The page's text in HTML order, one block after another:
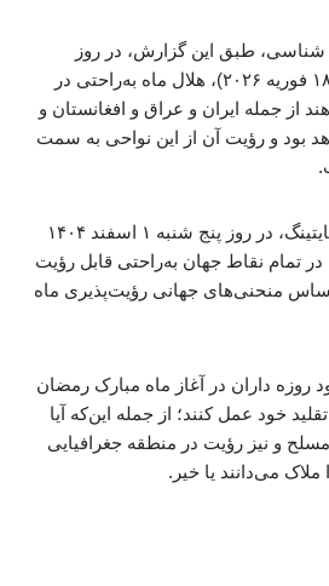
شناسی، طبق این گزارش، در روز
چهارشنبه ۳۰ بهمن ۱۴۰۴ (۱۸ فوریه ۲۰۲۶)، هلال ماه به‌راحتی در
از جمله ایران و عراق و افغانستان و
بود و رؤیت آن از این نواحی به سمت
همچنین بنا بر اعلام مون‌سایتینگ، در روز پنج شنبه ۱ اسفند ۱۴۰۴
هلال ماه در تمام نقاط جهان به‌راحتی قابل رؤیت
اساس منحنی‌های جهانی رؤیت‌پذیری ماه
داران در آغاز ماه مبارک رمضان
خود عمل کنند؛ از جمله این‌که آیا
و نیز رؤیت در منطقه جغرافیایی
می‌دانند یا خیر.